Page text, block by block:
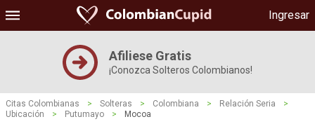
Ingresar
Afiliese Gratis
¡Conozca Solteros Colombianos!
Citas Colombianas > Solteras > Colombiana > Relación Seria
>
Ubicación
> Putumayo > Mocoa